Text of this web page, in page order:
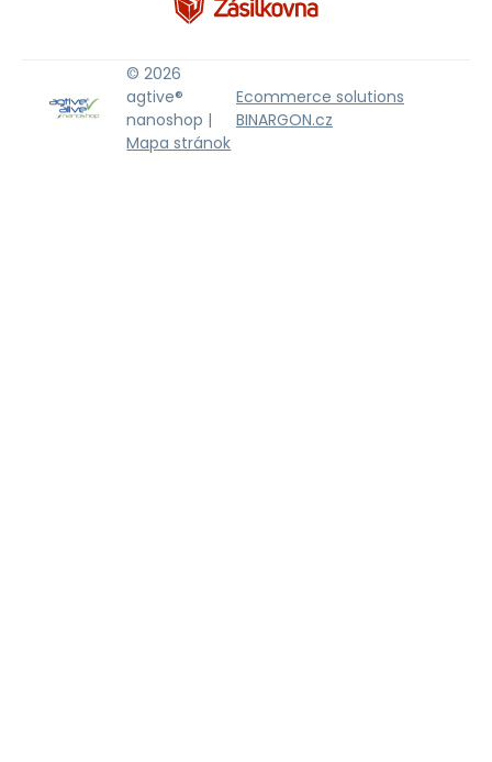
© 2026
agtive®
nanoshop |
Mapa stránok
Ecommerce solutions
BINARGON.cz